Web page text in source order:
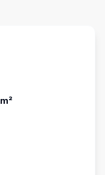
m²